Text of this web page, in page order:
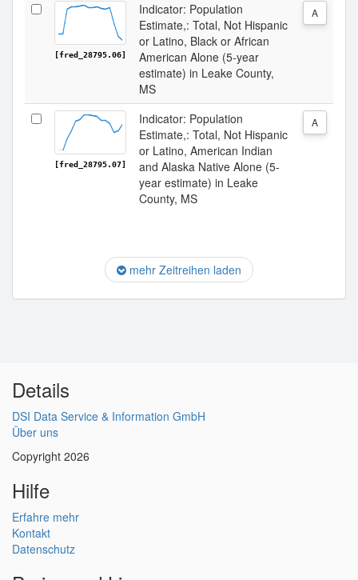
[fred_28795.06]
Indicator: Population
Estimate,: Total, Not Hispanic
or Latino, Black or African
American Alone (5-year
estimate) in Leake County,
MS
A
[fred_28795.07]
Indicator: Population
Estimate,: Total, Not Hispanic
or Latino, American Indian
and Alaska Native Alone (5-
year estimate) in Leake
County, MS
A
mehr Zeitreihen laden
Details
DSI Data Service & Information GmbH
Über uns
Copyright 2026
Hilfe
Erfahre mehr
Kontakt
Datenschutz